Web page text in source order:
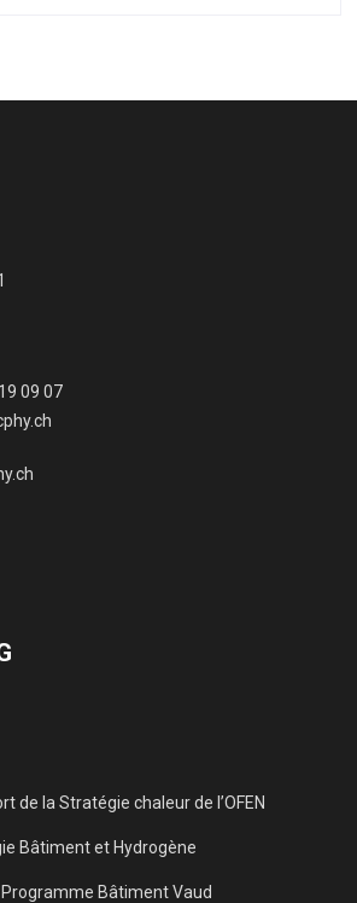
09 07
de la Stratégie chaleur de l’OFEN
Bâtiment et Hydrogène
Bâtiment Vaud